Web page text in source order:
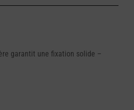
garantit une fixation solide –